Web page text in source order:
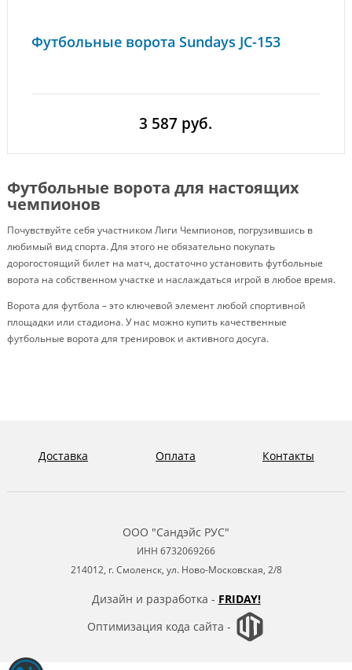
Футбольные ворота Sundays JC-153
3 587 руб.
Футбольные ворота для настоящих
чемпионов
Почувствуйте себя участником Лиги Чемпионов, погрузившись в
любимый вид спорта. Для этого не обязательно покупать
дорогостоящий билет на матч, достаточно установить футбольные
ворота на собственном участке и наслаждаться игрой в любое время.
Ворота для футбола – это ключевой элемент любой спортивной
площадки или стадиона. У нас можно купить качественные
футбольные ворота для тренировок и активного досуга.
ООО "Сандэйс РУС"
ИНН 6732069266
214012, г. Смоленск, ул. Ново-Московская, 2/8
Дизайн и разработка - FRIDAY!
Оптимизация кода сайта -
Доставка Оплата Контакты